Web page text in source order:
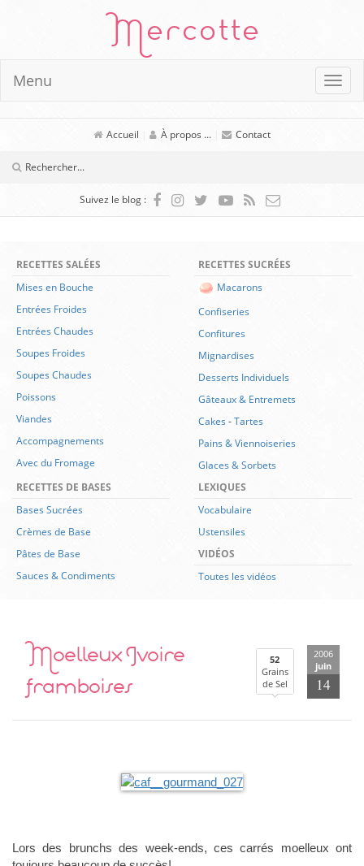
Mercotte
Menu
Accueil À propos ... Contact
Suivez le blog :
RECETTES SALÉES
Mises en Bouche
Entrées Froides
Entrées Chaudes
Soupes Froides
Soupes Chaudes
Poissons
Viandes
Accompagnements
Avec du Fromage
RECETTES SUCRÉES
Macarons
Confiseries
Confitures
Mignardises
Desserts Individuels
Gâteaux & Entremets
Cakes-Tartes
Pains & Viennoiseries
Glaces & Sorbets
RECETTES DE BASES
Bases Sucrées
Crèmes de Base
Pâtes de Base
Sauces & Condiments
LEXIQUES
Vocabulaire
Ustensiles
VIDÉOS
Toutes les vidéos
Moelleux Ivoire
framboises
52
Grains
de Sel
2006
juin
14
Lors des brunchs des week-ends, ces carrés moelleux ont